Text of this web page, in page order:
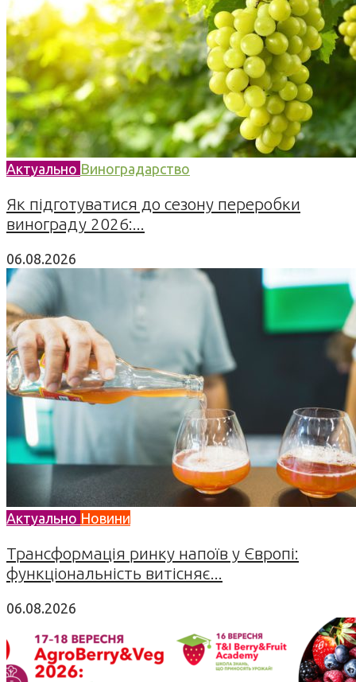
Актуально Виноградарство
Як підготуватися до сезону переробки
винограду 2026:...
06.08.2026
Актуально Новини
Трансформація ринку напоїв у Європі:
функціональність витісняє...
06.08.2026